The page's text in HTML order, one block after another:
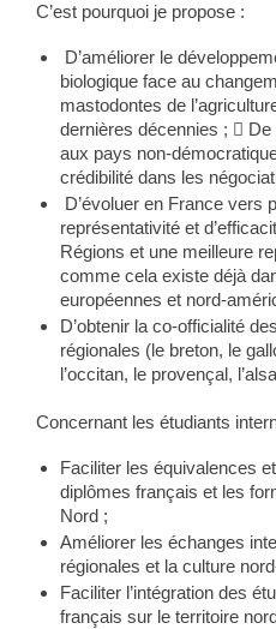
C’est pourquoi je propose :
D’améliorer le
biologique face au
mastodontes de
dernières décennies ;  De
aux pays non-
crédibilité dans les
D’évoluer en France vers
représentativité et
Régions et une meilleure
comme cela existe déjà
européennes et nord-
D’obtenir la co-officialité
régionales (le breton, le
l’occitan, le provençal,
Concernant les étudiants
Faciliter les équivalences
diplômes français et les
Nord ;
Améliorer les échanges
régionales et la culture
Faciliter l’intégration des
français sur le territoire